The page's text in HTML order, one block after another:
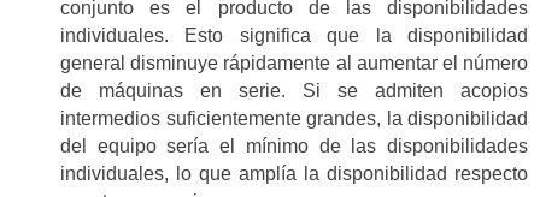
conjunto es el producto de las disponibilidades
individuales. Esto significa que la disponibilidad
general disminuye rápidamente al aumentar el número
de máquinas en serie. Si se admiten acopios
intermedios suficientemente grandes, la disponibilidad
del equipo sería el mínimo de las disponibilidades
individuales, lo que amplía la disponibilidad respecto